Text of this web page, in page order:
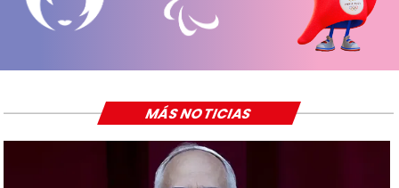
MÁS NOTICIAS